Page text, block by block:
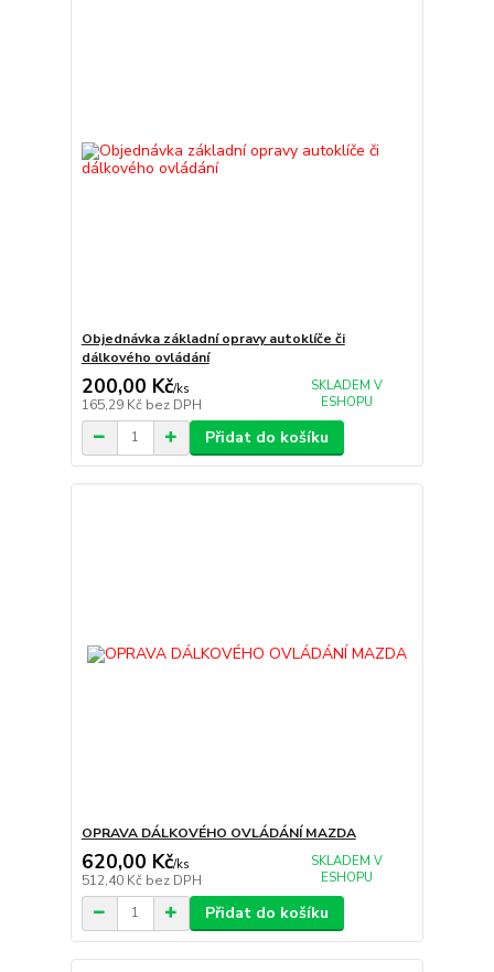
Objednávka základní opravy autoklíče či
dálkového ovládání
200,00 Kč/ks
165,29 Kč bez DPH
SKLADEM V
ESHOPU
Přidat do košíku
OPRAVA DÁLKOVÉHO OVLÁDÁNÍ MAZDA
620,00 Kč/ks
512,40 Kč bez DPH
SKLADEM V
ESHOPU
Přidat do košíku